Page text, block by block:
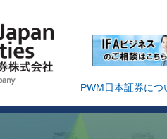
PWM日本証券につ